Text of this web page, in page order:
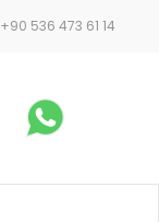
+90 536 473 61 14